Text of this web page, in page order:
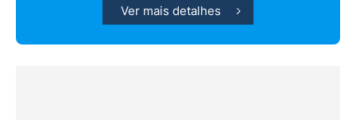
Ver mais detalhes